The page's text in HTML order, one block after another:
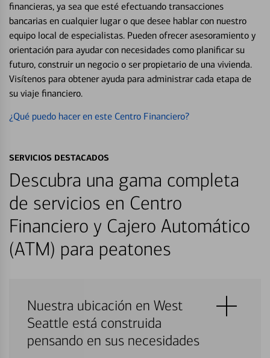
financieras, ya sea que esté efectuando transacciones
bancarias en cualquier lugar o que desee hablar con nuestro
equipo local de especialistas. Pueden ofrecer asesoramiento y
orientación para ayudar con necesidades como planificar su
futuro, construir un negocio o ser propietario de una vivienda.
Visítenos para obtener ayuda para administrar cada etapa de
su viaje financiero.
¿Qué puedo hacer en este Centro Financiero?
SERVICIOS DESTACADOS
Descubra una gama completa
de servicios en Centro
Financiero y Cajero Automático
(ATM) para peatones
Nuestra ubicación en West
Seattle está construida
pensando en sus necesidades